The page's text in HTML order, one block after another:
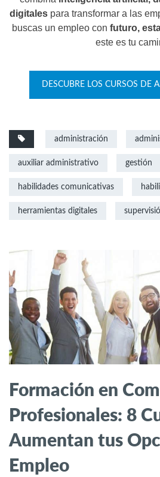
digitales para transformar a las
buscas un empleo con futuro,
este es tu
DESCUBRE LOS CURSOS DE
administración
auxiliar administrativo gestión
habilidades comunicativas
herramientas digitales
Formación en
Profesionales: 8
Aumentan tus
Empleo